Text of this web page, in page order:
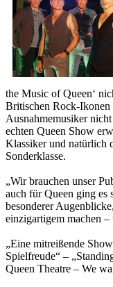
the Music of Queen‘
Britischen Rock-Ikonen
Ausnahmemusiker
echten Queen Show
Klassiker und natürlich
Sonderklasse.
„Wir brauchen unser
auch für Queen ging es
besonderer
einzigartigem machen –
„Eine mitreißende
Spiel­freude“ –
Queen Theatre – We